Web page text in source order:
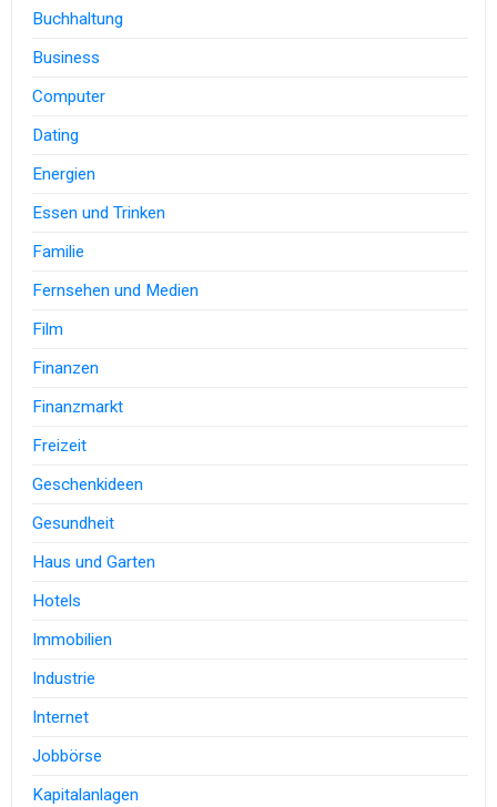
Buchhaltung
Business
Computer
Dating
Energien
Essen und Trinken
Familie
Fernsehen und Medien
Film
Finanzen
Finanzmarkt
Freizeit
Geschenkideen
Gesundheit
Haus und Garten
Hotels
Immobilien
Industrie
Internet
Jobbörse
Kapitalanlagen